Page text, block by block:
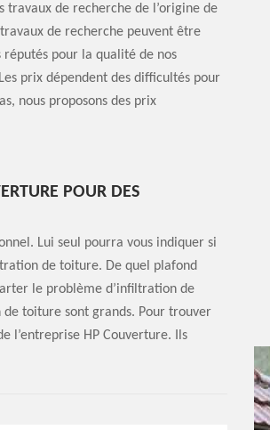
de recherche de l’origine de
de recherche peuvent être
pour la qualité de nos
prix dépendent des difficultés pour
nous proposons des prix
POUR DES
Lui seul pourra vous indiquer si
de toiture. De quel plafond
le problème d’infiltration de
de toiture sont grands. Pour trouver
l’entreprise HP Couverture. Ils